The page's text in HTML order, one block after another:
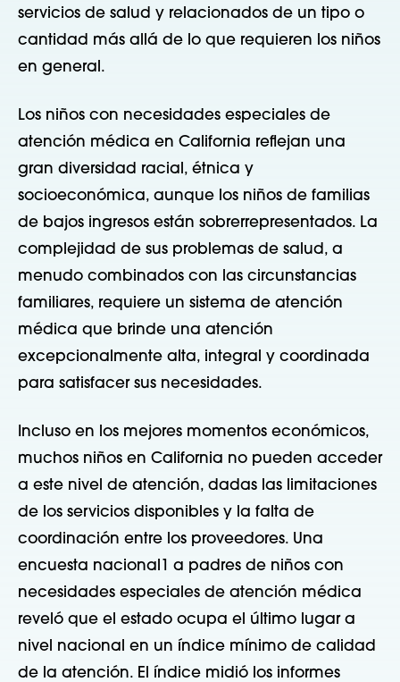
servicios de salud y relacionados de un tipo o
cantidad más allá de lo que requieren los niños
en general.
Los niños con necesidades especiales de
atención médica en California reflejan una
gran diversidad racial, étnica y
socioeconómica, aunque los niños de familias
de bajos ingresos están sobrerrepresentados. La
complejidad de sus problemas de salud, a
menudo combinados con las circunstancias
familiares, requiere un sistema de atención
médica que brinde una atención
excepcionalmente alta, integral y coordinada
para satisfacer sus necesidades.
Incluso en los mejores momentos económicos,
muchos niños en California no pueden acceder
a este nivel de atención, dadas las limitaciones
de los servicios disponibles y la falta de
coordinación entre los proveedores. Una
encuesta nacional1 a padres de niños con
necesidades especiales de atención médica
reveló que el estado ocupa el último lugar a
nivel nacional en un índice mínimo de calidad
de la atención. El índice midió los informes